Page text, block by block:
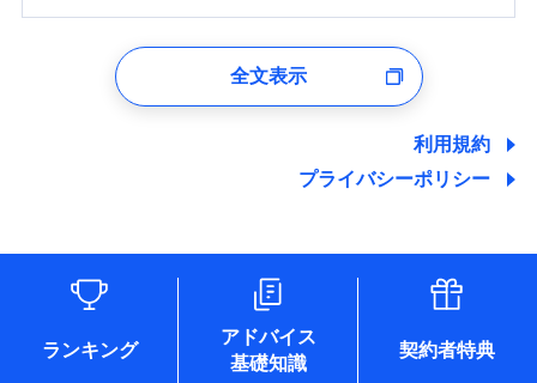
ユーザー登録受付および、管理のため
しくは委託を受けている保険会社・提携会社の保険その他に
関する情報を提供し、金融商品等の契約を勧奨するため、ま
た維持管理等の委託業務遂行のため、またそれらに付帯、関
情報を取引のある他の保険会社の商品・サービスをご提案す
るために利用させていただくことがあります。）
各種セミナーの開催のため
コンサルティングサービスの実施のため
アンケートやキャンペーン等の実施のため
上記に係る案内・手続き・管理等付帯業務を行うため
全文表示
利用規約
プライバシーポリシー
ランキング
アドバイス
基礎知識
契約者特典